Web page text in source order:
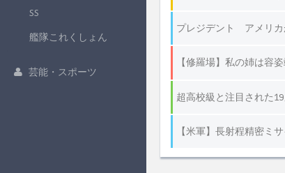
SS
艦隊これくしょん
芸能・スポーツ